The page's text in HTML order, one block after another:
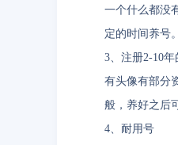
一个什么都没
定的时间养号。
3、注册2-10年
有头像有部分
般，养好之后
4、耐用号